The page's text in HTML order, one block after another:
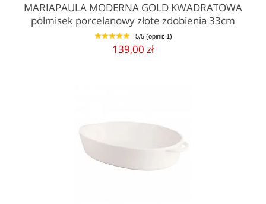
MARIAPAULA MODERNA GOLD KWADRATOWA
półmisek porcelanowy złote zdobienia 33cm
1 2 3 4 5 5/5 (opinii: 1)
139,00 zł